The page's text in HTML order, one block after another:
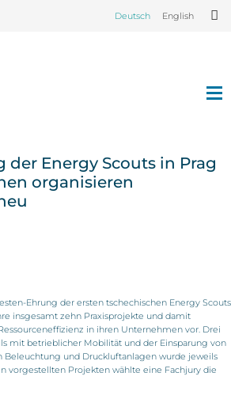
Deutsch English
der Energy Scouts in Prag
organisieren
Ehrung der ersten tschechischen Energy Scouts
insgesamt zehn Praxisprojekte und damit
in ihren Unternehmen vor. Drei
mit betrieblicher Mobilität und der Einsparung von
Beleuchtung und Druckluftanlagen wurde jeweils
vorgestellten Projekten wählte eine Fachjury die